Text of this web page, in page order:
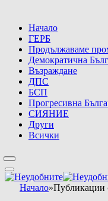
Начало
ГЕРБ
Продължаваме
Демократична
Възраждане
ДПС
БСП
Прогресивна
СИЯНИЕ
Други
Всички
Начало»Публикации